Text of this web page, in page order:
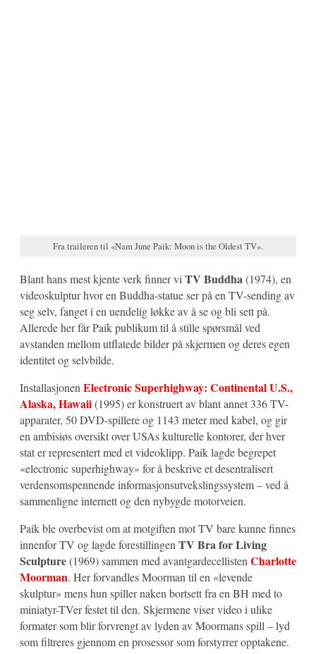
Fra traileren til «Nam June Paik: Moon is the Oldest TV».
Blant hans mest kjente verk finner vi TV Buddha(1974), en
videoskulptur hvor en Buddha-statue ser på en TV-sending av
seg selv, fanget i en uendelig løkke av å se og bli sett på.
Allerede her får Paik publikum til å stille spørsmål ved
avstanden mellom utflatede bilder på skjermen og deres egen
identitet og selvbilde.
Installasjonen Electronic Superhighway: Continental U.S.,
Alaska, Hawaii(1995) er konstruert av blant annet 336 TV-
apparater, 50 DVD-spillere og 1143 meter med kabel, og gir
en ambisiøs oversikt over USAs kulturelle kontorer, der hver
stat er representert med et videoklipp. Paik lagde begrepet
«electronic superhighway» for å beskrive et desentralisert
verdensomspennende informasjonsutvekslingssystem – ved å
sammenligne internett og den nybygde motorveien.
Paik ble overbevist om at motgiften mot TV bare kunne finnes
innenfor TV og lagde forestillingen TV Bra for Living
Sculpture(1969) sammen med avantgardecellisten Charlotte
Moorman. Her forvandles Moorman til en «levende
skulptur» mens hun spiller naken bortsett fra en BH med to
miniatyr-TVer festet til den. Skjermene viser video i ulike
formater som blir forvrengt av lyden av Moormans spill – lyd
som filtreres gjennom en prosessor som forstyrrer opptakene.